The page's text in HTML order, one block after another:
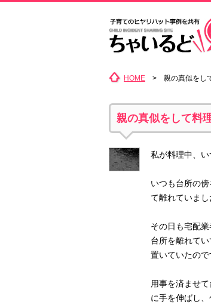
HOME > 親の真似をして
親の真似をして料
私が料理中、い
いつも台所の
て離れていまし
その日も宅配
台所を離れて
置いていたので
用事を済ませ
に手を伸ばし